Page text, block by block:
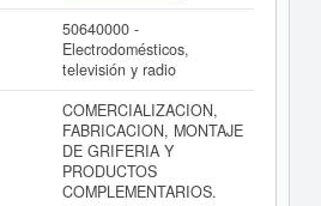
50640000 -
Electrodomésticos,
televisión y radio
COMERCIALIZACION,
FABRICACION, MONTAJE
DE GRIFERIA Y
PRODUCTOS
COMPLEMENTARIOS.